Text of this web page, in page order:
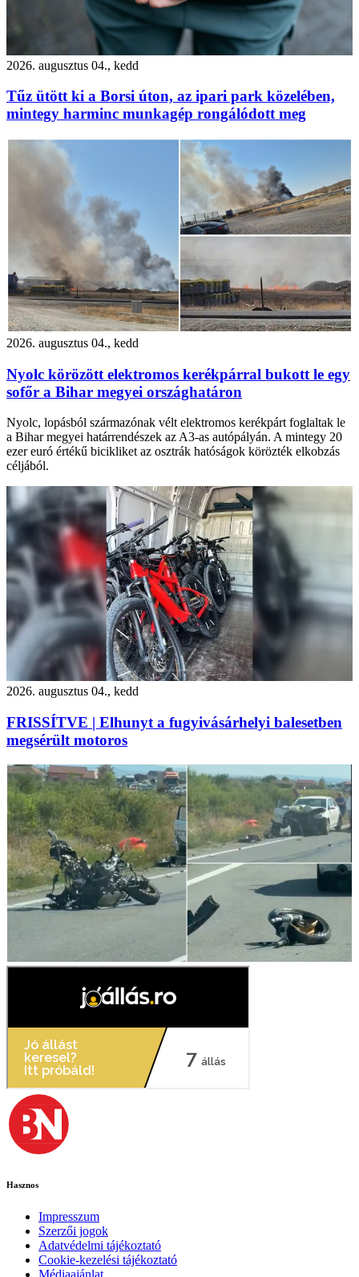
2026. augusztus 04., kedd
Tűz ütött ki a Borsi úton, az ipari park közelében,
mintegy harminc munkagép rongálódott meg
2026. augusztus 04., kedd
Nyolc körözött elektromos kerékpárral bukott le egy
sofőr a Bihar megyei országhatáron
Nyolc, lopásból származónak vélt elektromos kerékpárt foglaltak le
a Bihar megyei határrendészek az A3-as autópályán. A mintegy 20
ezer euró értékű bicikliket az osztrák hatóságok körözték elkobzás
céljából.
2026. augusztus 04., kedd
FRISSÍTVE | Elhunyt a fugyivásárhelyi balesetben
megsérült motoros
Hasznos
Impresszum
Szerzői jogok
Adatvédelmi tájékoztató
Cookie-kezelési tájékoztató